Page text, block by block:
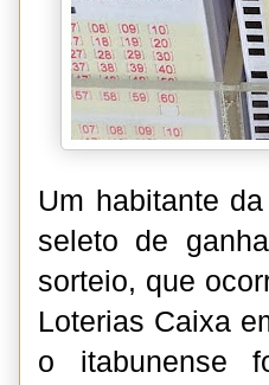
Um habitante
seleto de
sorteio, que
Loterias Caixa
o itabunense